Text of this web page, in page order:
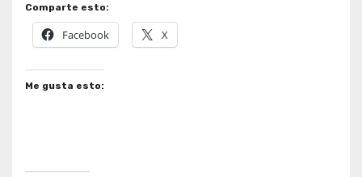
Comparte esto:
Facebook X
Me gusta esto: